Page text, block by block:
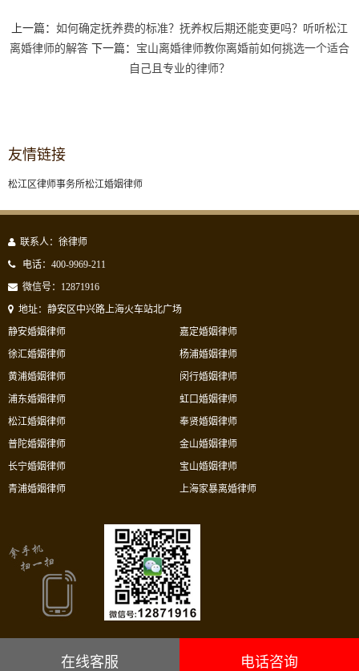
上一篇： 如何确定抚养费的标准？抚养权后期还能变更吗？听听松江
离婚律师的解答下一篇： 宝山离婚律师教你离婚前如何挑选一个适合
自己且专业的律师？
友情链接
松江区律师事务所松江婚姻律师
联系人：徐律师
电话：400-9969-211
微信号：12871916
地址：静安区中兴路上海火车站北广场
静安婚姻律师
徐汇婚姻律师
黄浦婚姻律师
浦东婚姻律师
嘉定婚姻律师
杨浦婚姻律师
闵行婚姻律师
虹口婚姻律师
松江婚姻律师
普陀婚姻律师
长宁婚姻律师
青浦婚姻律师
奉贤婚姻律师
金山婚姻律师
宝山婚姻律师
上海家暴离婚律师
上海市华荣律师事务所沪ICP备05034106号-8
在线客服 电话咨询